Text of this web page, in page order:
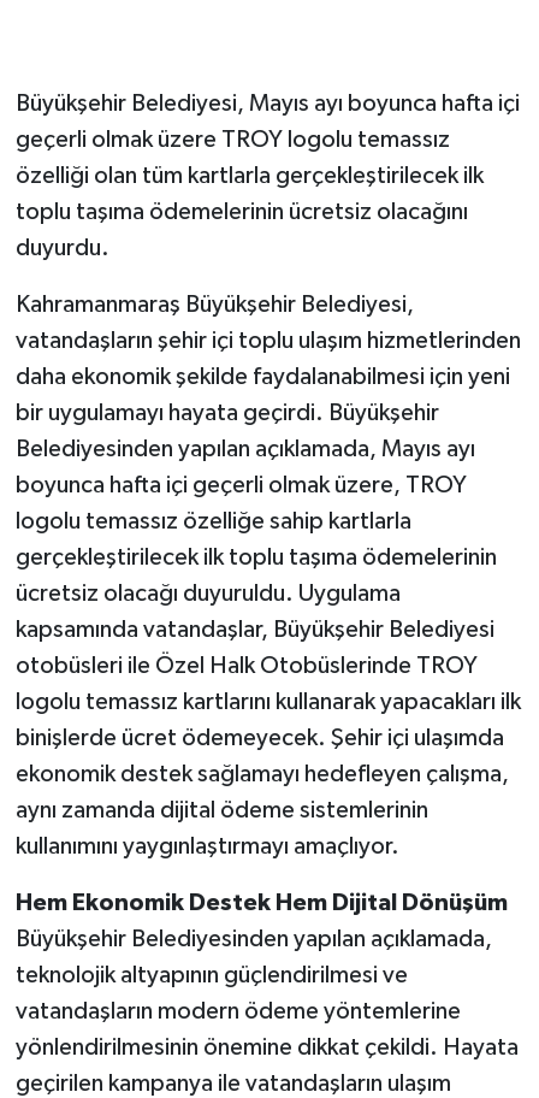
Büyükşehir Belediyesi, Mayıs ayı boyunca hafta içi
geçerli olmak üzere TROY logolu temassız
özelliği olan tüm kartlarla gerçekleştirilecek ilk
toplu taşıma ödemelerinin ücretsiz olacağını
duyurdu.
Kahramanmaraş Büyükşehir Belediyesi,
vatandaşların şehir içi toplu ulaşım hizmetlerinden
daha ekonomik şekilde faydalanabilmesi için yeni
bir uygulamayı hayata geçirdi. Büyükşehir
Belediyesinden yapılan açıklamada, Mayıs ayı
boyunca hafta içi geçerli olmak üzere, TROY
logolu temassız özelliğe sahip kartlarla
gerçekleştirilecek ilk toplu taşıma ödemelerinin
ücretsiz olacağı duyuruldu. Uygulama
kapsamında vatandaşlar, Büyükşehir Belediyesi
otobüsleri ile Özel Halk Otobüslerinde TROY
logolu temassız kartlarını kullanarak yapacakları ilk
binişlerde ücret ödemeyecek. Şehir içi ulaşımda
ekonomik destek sağlamayı hedefleyen çalışma,
aynı zamanda dijital ödeme sistemlerinin
kullanımını yaygınlaştırmayı amaçlıyor.
Hem Ekonomik Destek Hem Dijital Dönüşüm
Büyükşehir Belediyesinden yapılan açıklamada,
teknolojik altyapının güçlendirilmesi ve
vatandaşların modern ödeme yöntemlerine
yönlendirilmesinin önemine dikkat çekildi. Hayata
geçirilen kampanya ile vatandaşların ulaşım